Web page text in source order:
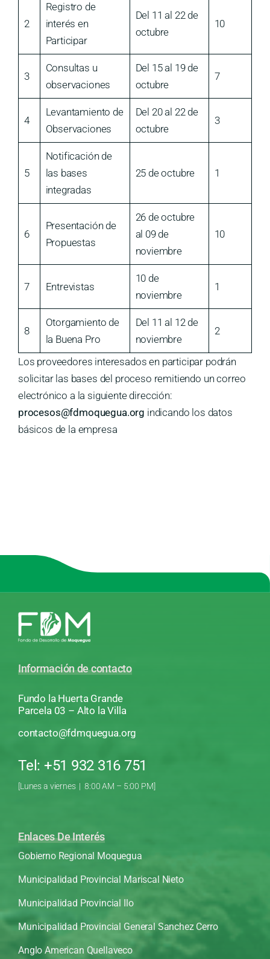
2
Registro de
interés en
Participar
Del 11 al 22 de
octubre
10
3
Consultas u
observaciones
Del 15 al 19 de
octubre
7
4
Levantamiento de
Observaciones
Del 20 al 22 de
octubre
3
5
Notificación de
las bases
integradas
25 de octubre 1
6
Presentación de
Propuestas
26 de octubre
al 09 de
noviembre
10
7 Entrevistas
10 de
noviembre
1
8
Otorgamiento de
la Buena Pro
Del 11 al 12 de
noviembre
2
Los proveedores interesados en participar podrán
solicitar las bases del proceso remitiendo un correo
electrónico a la siguiente dirección:
procesos@fdmoquegua.org indicando los datos
básicos de la empresa
Información de contacto
Fundo la Huerta Grande
Parcela 03 – Alto la Villa
contacto@fdmquegua.org
Tel: +51 932 316 751
[Lunes a viernes | 8:00 AM – 5:00 PM]
Enlaces De Interés
Gobierno Regional Moquegua
Municipalidad Provincial Mariscal Nieto
Municipalidad Provincial Ilo
Municipalidad Provincial General Sanchez Cerro
Anglo American Quellaveco